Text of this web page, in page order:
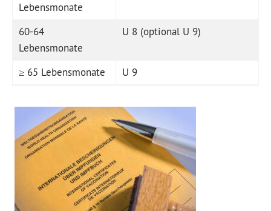
Lebensmonate
60-64
Lebensmonate
U 8 (optional U 9)
≥ 65 Lebensmonate U 9